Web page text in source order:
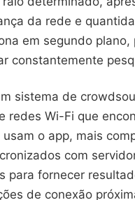
da rede e
em segundo
constantemente
sistema de
redes Wi-Fi que
o app, mais
com
para fornecer
de conexão